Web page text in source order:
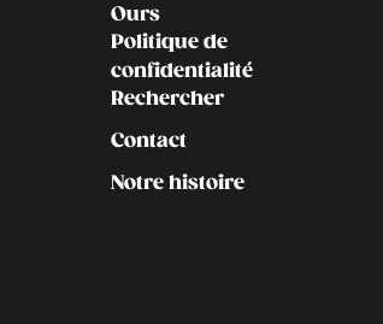
Ours
Politique de
confidentialité
Rechercher
Contact
Notre histoire